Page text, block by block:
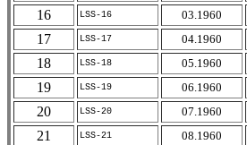
16
LSS-16 03.1960
17
LSS-17 04.1960
18
LSS-18 05.1960
19
LSS-19 06.1960
20
LSS-20 07.1960
21
LSS-21 08.1960